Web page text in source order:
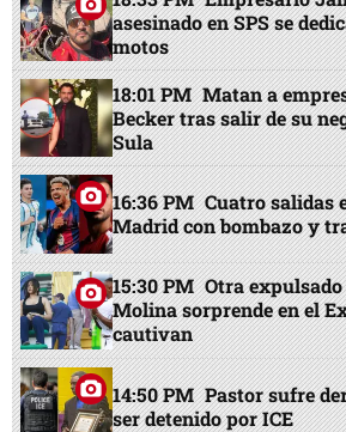
asesinado en SPS se
motos
18:01 PM Matan a
Becker tras salir de su
Sula
16:36 PM Cuatro salidas
Madrid con bombazo y
15:30 PM Otra
Molina sorprende en el
cautivan
14:50 PM Pastor sufre
ser detenido por ICE